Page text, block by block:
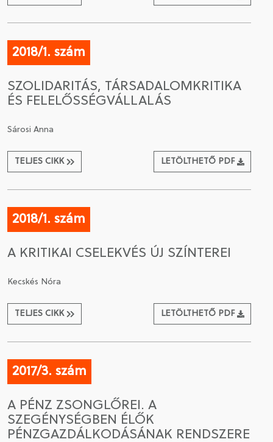
2018/1. szám
SZOLIDARITÁS, TÁRSADALOMKRITIKA
ÉS FELELŐSSÉGVÁLLALÁS
Sárosi Anna
TELJES CIKK LETÖLTHETŐ PDF
2018/1. szám
A KRITIKAI CSELEKVÉS ÚJ SZÍNTEREI
Kecskés Nóra
TELJES CIKK LETÖLTHETŐ PDF
2017/3. szám
A PÉNZ ZSONGLŐREI. A
SZEGÉNYSÉGBEN ÉLŐK
PÉNZGAZDÁLKODÁSÁNAK RENDSZERE